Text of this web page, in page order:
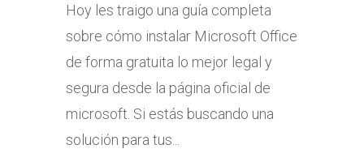
Hoy les traigo una guía completa
sobre cómo instalar Microsoft Office
de forma gratuita lo mejor legal y
segura desde la página oficial de
microsoft. Si estás buscando una
solución para tus...